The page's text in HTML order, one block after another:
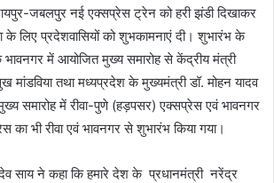
जबलपुर नई एक्सप्रेस ट्रेन को हरी झंडी दिखाकर
के लिए प्रदेशवासियों को शुभकामनाएं दी। शुभारंभ के
में आयोजित मुख्य समारोह से केंद्रीय मंत्री
मांडविया तथा मध्यप्रदेश के मुख्यमंत्री डॉ. मोहन यादव
समारोह में रीवा-पुणे (हड़पसर) एक्सप्रेस एवं भावनगर
का भी रीवा एवं भावनगर से शुभारंभ किया गया।
ने कहा कि हमारे देश के प्रधानमंत्री नरेंद्र